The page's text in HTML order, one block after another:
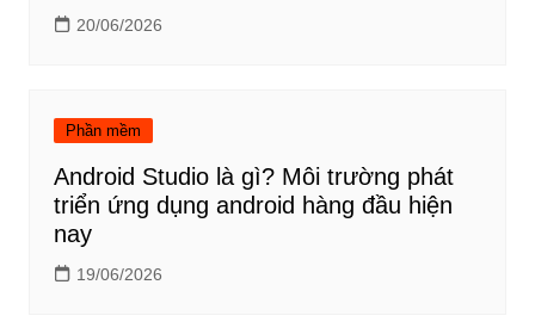
20/06/2026
Phần mềm
Android Studio là gì? Môi trường phát
triển ứng dụng android hàng đầu hiện
nay
19/06/2026